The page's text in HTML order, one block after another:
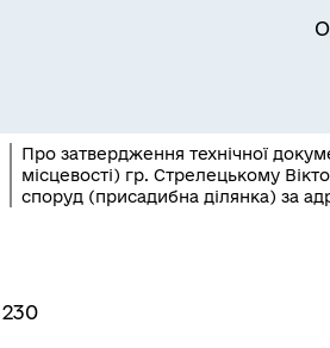
Про затвердження технічної
місцевості) гр. Стрелецькому
споруд (присадибна ділянка) за
230